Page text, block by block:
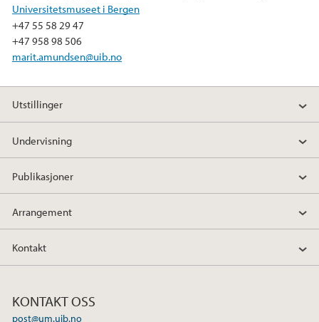
Universitetsmuseet i Bergen
+47 55 58 29 47
+47 958 98 506
marit.amundsen@uib.no
Utstillinger
Undervisning
Publikasjoner
Arrangement
Kontakt
KONTAKT OSS
post@um.uib.no